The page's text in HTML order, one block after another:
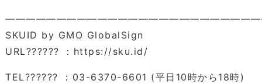
SKUID by GMO GlobalSign
URL?????? ：https://sku.id/
TEL?????? ：03-6370-6601 (平日10時から18時)